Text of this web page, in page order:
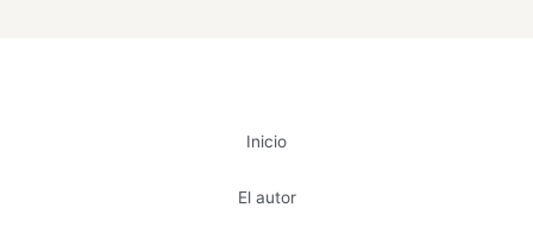
Inicio
El autor